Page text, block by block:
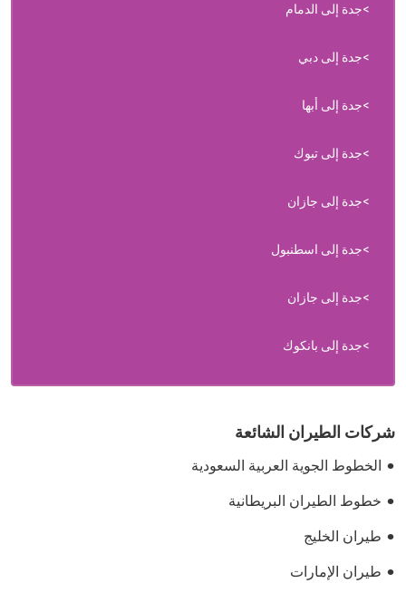
جدة إلى الدمام
جدة إلى دبي
جدة إلى أبها
جدة إلى تبوك
جدة إلى جازان
جدة إلى اسطنبول
جدة إلى جازان
جدة إلى بانكوك
شركات الطيران الشائعة
الخطوط الجوية العربية السعودية
خطوط الطيران البريطانية
طيران الخليج
طيران الإمارات